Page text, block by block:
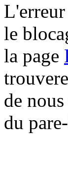
le
la page
de
du